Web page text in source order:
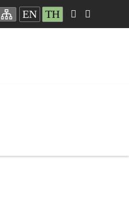
EN TH